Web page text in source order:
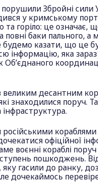
Збройні сили
у кримському
горіло: це означає,
повні баки пального,
будемо казати, що це
інформацію, яка зараз
Об’єднаного
великим десантним
знаходилися поруч.
російськими
офіційної
воєнні кораблі
пошкоджень.
гасили до ранку,
дочекаймось